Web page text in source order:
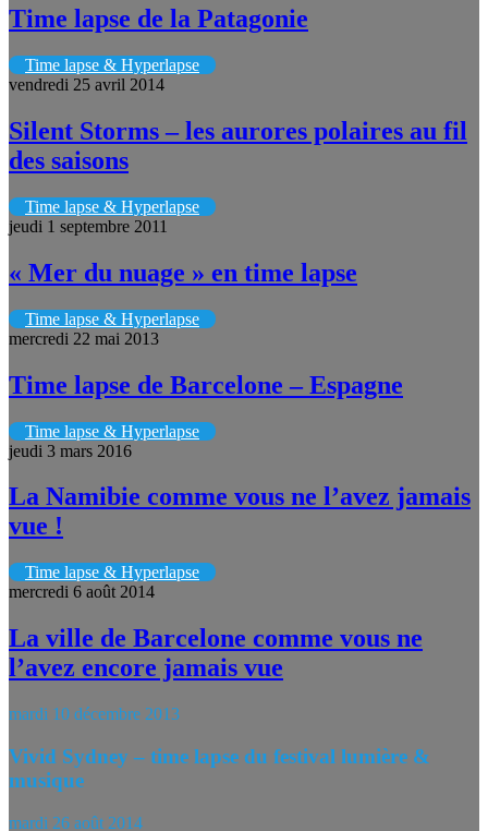
Time lapse de la Patagonie
Time lapse & Hyperlapse
vendredi 25 avril 2014
Silent Storms – les aurores polaires au fil
des saisons
Time lapse & Hyperlapse
jeudi 1 septembre 2011
« Mer du nuage » en time lapse
Time lapse & Hyperlapse
mercredi 22 mai 2013
Time lapse de Barcelone – Espagne
Time lapse & Hyperlapse
jeudi 3 mars 2016
La Namibie comme vous ne l’avez jamais
vue !
Time lapse & Hyperlapse
mercredi 6 août 2014
La ville de Barcelone comme vous ne
l’avez encore jamais vue
mardi 10 décembre 2013
Vivid Sydney – time lapse du festival lumière &
musique
mardi 26 août 2014